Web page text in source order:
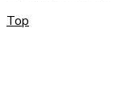
Top